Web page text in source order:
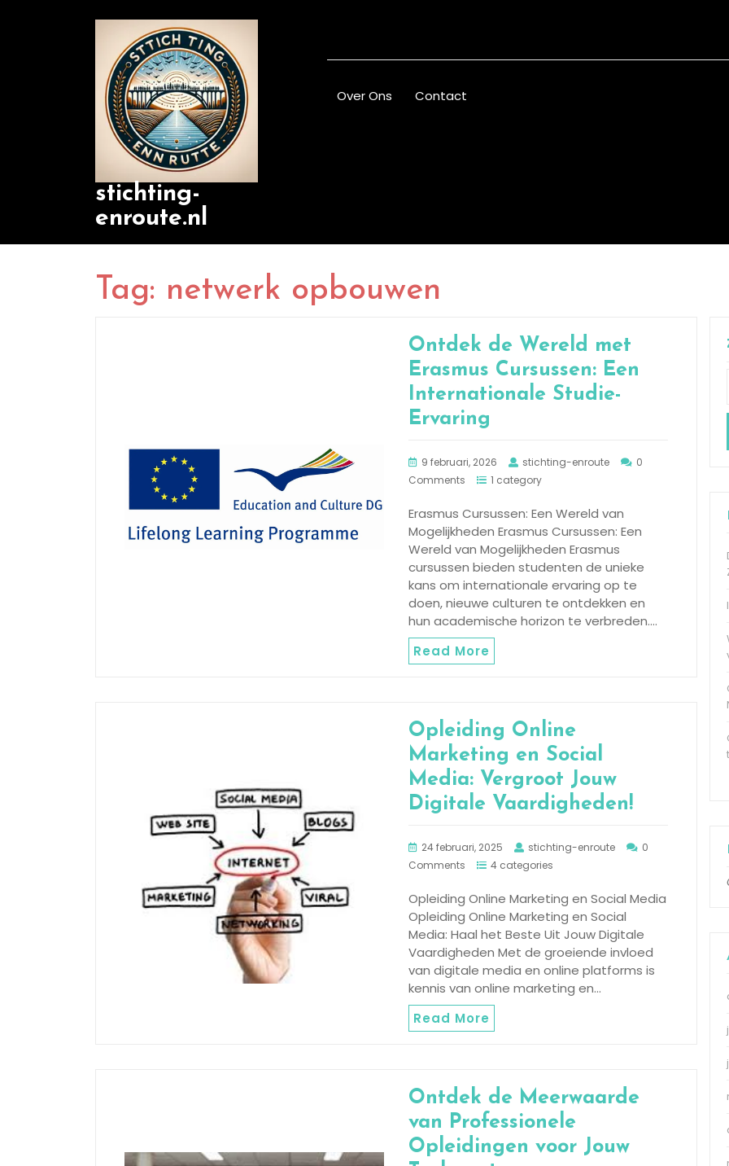
stichting-
enroute.nl
Over Ons Contact
Tag: netwerk opbouwen
Ontdek de Wereld met
Erasmus Cursussen: Een
Internationale Studie-
Ervaring
9 februari, 2026 stichting-enroute
0
Comments
1 category
Erasmus Cursussen: Een Wereld van
Mogelijkheden Erasmus Cursussen: Een
Wereld van Mogelijkheden Erasmus
cursussen bieden studenten de unieke
kans om internationale ervaring op te
doen, nieuwe culturen te ontdekken en
hun academische horizon te verbreden.…
Read More
Opleiding Online
Marketing en Social
Media: Vergroot Jouw
Digitale Vaardigheden!
24 februari, 2025 stichting-enroute
0
Comments
4 categories
Opleiding Online Marketing en Social Media
Opleiding Online Marketing en Social
Media: Haal het Beste Uit Jouw Digitale
Vaardigheden Met de groeiende invloed
van digitale media en online platforms is
kennis van online marketing en…
Read More
Ontdek de Meerwaarde
van Professionele
Opleidingen voor Jouw